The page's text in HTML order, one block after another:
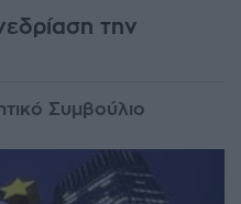
την
Συμβούλιο